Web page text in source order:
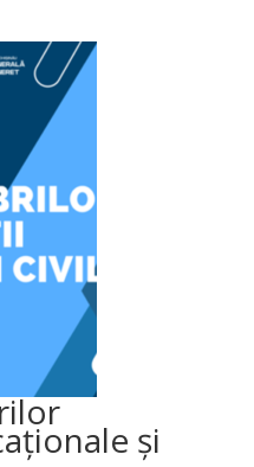
și